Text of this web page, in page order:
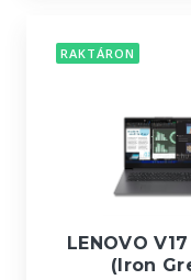
RAKTÁRON
LENOVO
(Iron